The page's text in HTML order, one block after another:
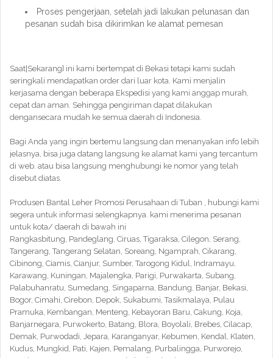
Proses pengerjaan, setelah jadi lakukan pelunasan dan
pesanan sudah bisa dikirimkan ke alamat pemesan
Saat|Sekarang} ini kami bertempat di Bekasi tetapi kami sudah
seringkali mendapatkan order dari luar kota. Kami menjalin
kerjasama dengan beberapa Ekspedisi yang kami anggap murah,
cepat dan aman. Sehingga pengiriman dapat dilakukan
dengansecara mudah ke semua daerah di Indonesia.
Bagi Anda yang ingin bertemu langsung dan menanyakan info lebih
jelasnya, bisa juga datang langsung ke alamat kami yang tercantum
di web. atau bisa langsung menghubungi ke nomor yang telah
disebut diatas.
Produsen Bantal Leher Promosi Perusahaan di Tuban , hubungi kami
segera untuk informasi selengkapnya. kami menerima pesanan
untuk kota/ daerah di bawah ini
Rangkasbitung, Pandeglang, Ciruas, Tigaraksa, Cilegon, Serang,
Tangerang, Tangerang Selatan, Soreang, Ngamprah, Cikarang,
Cibinong, Ciamis, Cianjur, Sumber, Tarogong Kidul, Indramayu,
Karawang, Kuningan, Majalengka, Parigi, Purwakarta, Subang,
Palabuhanratu, Sumedang, Singaparna, Bandung, Banjar, Bekasi,
Bogor, Cimahi, Cirebon, Depok, Sukabumi, Tasikmalaya, Pulau
Pramuka, Kembangan, Menteng, Kebayoran Baru, Cakung, Koja,
Banjarnegara, Purwokerto, Batang, Blora, Boyolali, Brebes, Cilacap,
Demak, Purwodadi, Jepara, Karanganyar, Kebumen, Kendal, Klaten,
Kudus, Mungkid, Pati, Kajen, Pemalang, Purbalingga, Purworejo,